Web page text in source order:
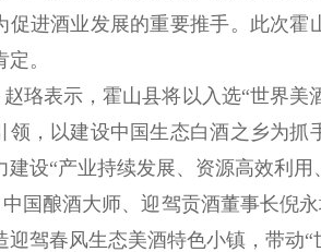
促进酒业发展的重要推手。此次
定。
表示，霍山县将以入选“世界美
领，以建设中国生态白酒之乡为抓
建设“产业持续发展、资源高效利
酿酒大师、迎驾贡酒董事长倪永
迎驾春风生态美酒特色小镇，带动“